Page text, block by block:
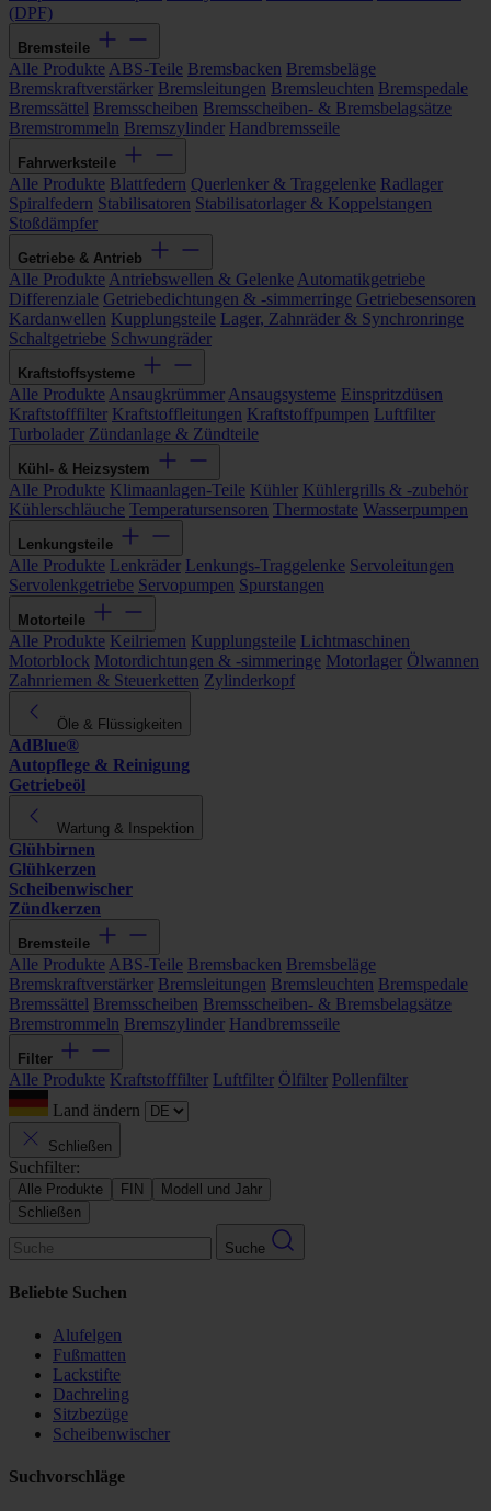
(DPF)
Bremsteile
Alle Produkte ABS-Teile Bremsbacken Bremsbeläge
Bremskraftverstärker Bremsleitungen Bremsleuchten Bremspedale
Bremssättel Bremsscheiben Bremsscheiben- & Bremsbelagsätze
Bremstrommeln Bremszylinder Handbremsseile
Fahrwerksteile
Alle Produkte Blattfedern Querlenker & Traggelenke Radlager
Spiralfedern Stabilisatoren Stabilisatorlager & Koppelstangen
Stoßdämpfer
Getriebe & Antrieb
Alle Produkte Antriebswellen & Gelenke Automatikgetriebe
Differenziale Getriebedichtungen & -simmerringe Getriebesensoren
Kardanwellen Kupplungsteile Lager, Zahnräder & Synchronringe
Schaltgetriebe Schwungräder
Kraftstoffsysteme
Alle Produkte Ansaugkrümmer Ansaugsysteme Einspritzdüsen
Kraftstofffilter Kraftstoffleitungen Kraftstoffpumpen Luftfilter
Turbolader Zündanlage & Zündteile
Kühl- & Heizsystem
Alle Produkte Klimaanlagen-Teile Kühler Kühlergrills & -zubehör
Kühlerschläuche Temperatursensoren Thermostate Wasserpumpen
Lenkungsteile
Alle Produkte Lenkräder Lenkungs-Traggelenke Servoleitungen
Servolenkgetriebe Servopumpen Spurstangen
Motorteile
Alle Produkte Keilriemen Kupplungsteile Lichtmaschinen
Motorblock Motordichtungen & -simmeringe Motorlager Ölwannen
Zahnriemen & Steuerketten Zylinderkopf
Öle & Flüssigkeiten
AdBlue®
Autopflege & Reinigung
Getriebeöl
Wartung & Inspektion
Glühbirnen
Glühkerzen
Scheibenwischer
Zündkerzen
Bremsteile
Alle Produkte ABS-Teile Bremsbacken Bremsbeläge
Bremskraftverstärker Bremsleitungen Bremsleuchten Bremspedale
Bremssättel Bremsscheiben Bremsscheiben- & Bremsbelagsätze
Bremstrommeln Bremszylinder Handbremsseile
Filter
Alle Produkte Kraftstofffilter Luftfilter Ölfilter Pollenfilter
Land ändern
Schließen
Suchfilter:
Alle Produkte FIN
Modell und Jahr
Schließen
Suche
Beliebte Suchen
Alufelgen
Fußmatten
Lackstifte
Dachreling
Sitzbezüge
Scheibenwischer
Suchvorschläge